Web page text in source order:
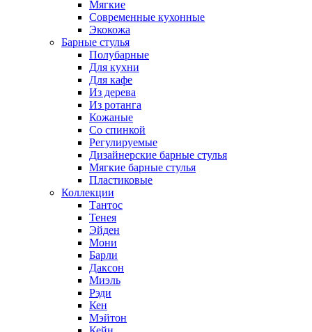
Мягкие
Современные кухонные
Экокожа
Барные стулья
Полубарные
Для кухни
Для кафе
Из дерева
Из ротанга
Кожаные
Со спинкой
Регулируемые
Дизайнерские барные стулья
Мягкие барные стулья
Пластиковые
Коллекции
Тантос
Тенея
Эйден
Мони
Барли
Даксон
Миэль
Рэди
Кен
Мэйтон